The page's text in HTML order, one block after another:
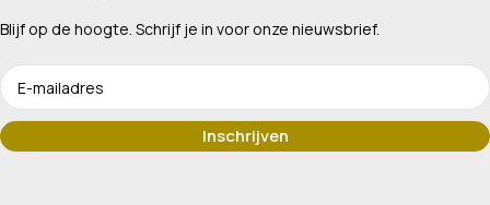
Blijf op de hoogte. Schrijf je in voor onze nieuwsbrief.